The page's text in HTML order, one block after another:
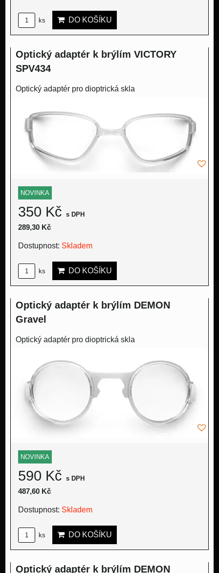
ks DO KOŠÍKU
Optický adaptér k brýlím VICTORY
SPV434
Optický adaptér pro dioptrická skla
NOVINKA
350 Kč s DPH
289,30 Kč
Dostupnost: Skladem
ks DO KOŠÍKU
Optický adaptér k brýlím DEMON
Gravel
Optický adaptér pro dioptrická skla
NOVINKA
590 Kč s DPH
487,60 Kč
Dostupnost: Skladem
ks DO KOŠÍKU
Optický adaptér k brýlím DEMON